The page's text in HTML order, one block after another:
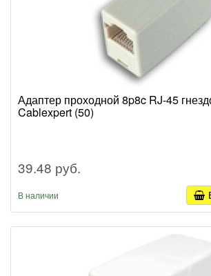
Адаптер проходной 8p8c RJ-45
Cablexpert (50)
39.48 руб.
В наличии